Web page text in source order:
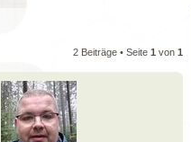
2 Beiträge • Seite 1 von 1